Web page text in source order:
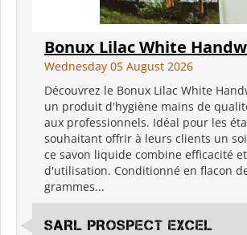
Bonux Lilac White
Wednesday 05 August 2026
Découvrez le Bonux Lilac White
un produit d'hygiène mains de
aux professionnels. Idéal pour les
souhaitant offrir à leurs clients un
ce savon liquide combine efficacité
d'utilisation. Conditionné en flacon
grammes...
SARL PROSPECT EXCEL